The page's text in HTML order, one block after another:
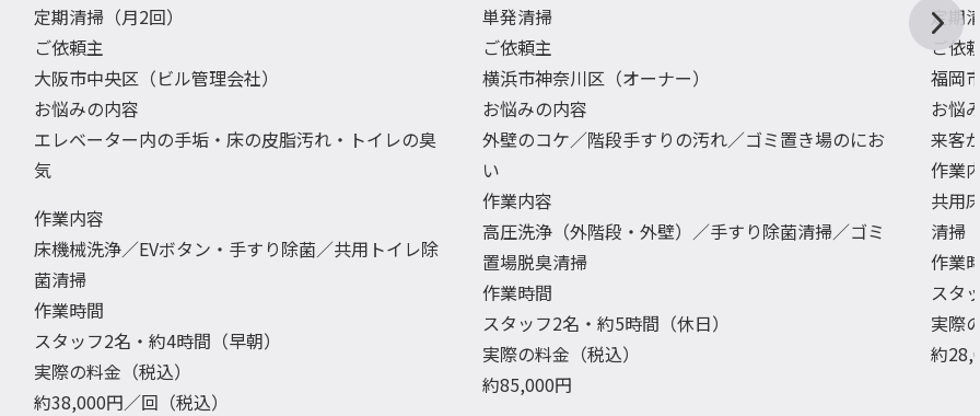
定期清掃（月2回）
ご依頼主
大阪市中央区（ビル管理会社）
お悩みの内容
エレベーター内の手垢・床の皮脂汚れ・トイレの臭
気
作業内容
床機械洗浄／EVボタン・手すり除菌／共用トイレ除
菌清掃
作業時間
スタッフ2名・約4時間（早朝）
実際の料金（税込）
約38,000円／回（税込）
単発清掃
ご依頼主
横浜市神奈川区（オーナー）
お悩みの内容
外壁のコケ／階段手すりの汚れ／ゴミ置き場のにお
い
作業内容
高圧洗浄（外階段・外壁）／手すり除菌清掃／ゴミ
置場脱臭清掃
作業時間
スタッフ2名・約5時間（休日）
実際の料金（税込）
約85,000円
定期
ご依
福岡
お悩
来客
作業
共用
清掃
作業
スタ
実際
約